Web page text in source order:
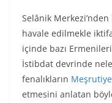
Selânik
havale edilmekle
içinde bazı
İstibdat devrinde
fenalıkların
etmesini anlatan